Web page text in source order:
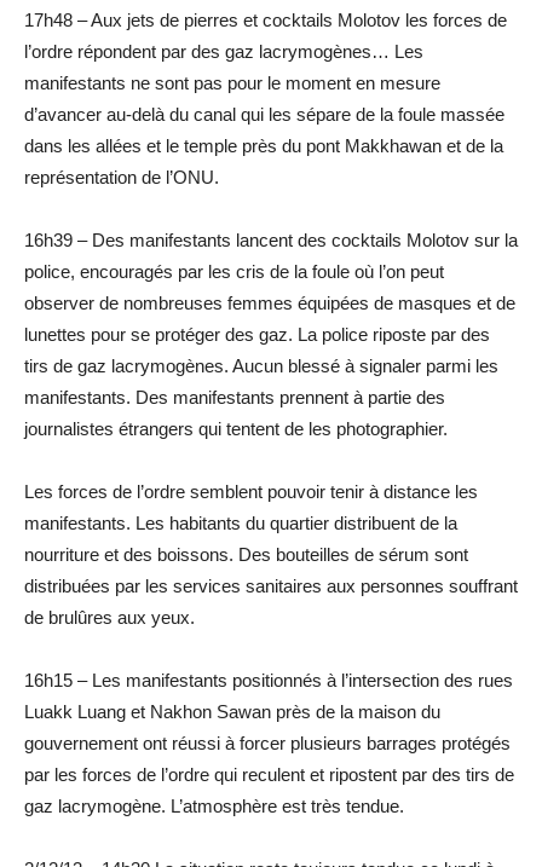
17h48 – Aux jets de pierres et cocktails Molotov les forces de
l’ordre répondent par des gaz lacrymogènes… Les
manifestants ne sont pas pour le moment en mesure
d’avancer au-delà du canal qui les sépare de la foule massée
dans les allées et le temple près du pont Makkhawan et de la
représentation de l’ONU.
16h39 – Des manifestants lancent des cocktails Molotov sur la
police, encouragés par les cris de la foule où l’on peut
observer de nombreuses femmes équipées de masques et de
lunettes pour se protéger des gaz. La police riposte par des
tirs de gaz lacrymogènes. Aucun blessé à signaler parmi les
manifestants. Des manifestants prennent à partie des
journalistes étrangers qui tentent de les photographier.
Les forces de l’ordre semblent pouvoir tenir à distance les
manifestants. Les habitants du quartier distribuent de la
nourriture et des boissons. Des bouteilles de sérum sont
distribuées par les services sanitaires aux personnes souffrant
de brulûres aux yeux.
16h15 – Les manifestants positionnés à l’intersection des rues
Luakk Luang et Nakhon Sawan près de la maison du
gouvernement ont réussi à forcer plusieurs barrages protégés
par les forces de l’ordre qui reculent et ripostent par des tirs de
gaz lacrymogène. L’atmosphère est très tendue.